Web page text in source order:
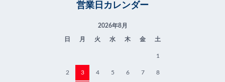
営業日カレンダー
2026年8月
日 月 火 水 木 金 土
1
2 3 4 5 6 7 8